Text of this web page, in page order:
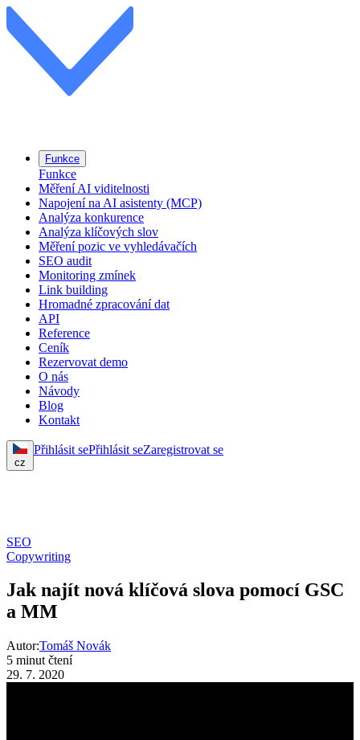
Funkce
Funkce
Měření AI viditelnosti
Napojení na AI asistenty (MCP)
Analýza konkurence
Analýza klíčových slov
Měření pozic ve vyhledávačích
SEO audit
Monitoring zmínek
Link building
Hromadné zpracování dat
API
Reference
Ceník
Rezervovat demo
O nás
Návody
Blog
Kontakt
cz
Přihlásit sePřihlásit seZaregistrovat se
SEO
Copywriting
Jak najít nová klíčová slova pomocí GSC
a MM
Autor:Tomáš Novák
5 minut čtení
29. 7. 2020